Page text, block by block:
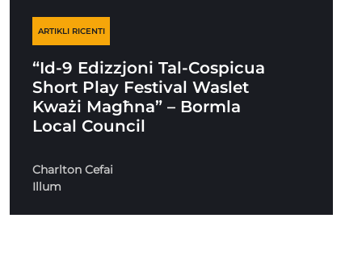
ARTIKLI RICENTI
“Id-9 Edizzjoni Tal-Cospicua
Short Play Festival Waslet
Kważi Magħna” – Bormla
Local Council
Charlton Cefai
Illum